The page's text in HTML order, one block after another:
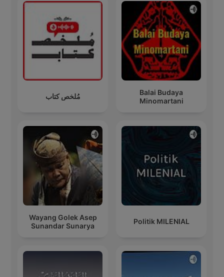
مُلخص كتاب
Balai Budaya
Minomartani
Wayang Golek Asep
Sunandar Sunarya
Politik MILENIAL